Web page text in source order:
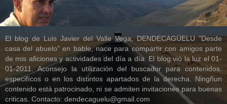
El blog de Luis Javier del Valle Vega, DENDECAGÜELU "Desde
casa del abuelo" en bable, nace para compartir con amigos parte
de mis aficiones y actividades del día a día. El blog vió la luz el 01-
01-2011. Aconsejo la utilización del buscador para contenidos.
especifícos o en los distintos apartados de la derecha. Ningñun
contenido está patrocinado, ni se admiten invitaciones para buenas
criticas. Contacto: dendecaguelu@gmail.com